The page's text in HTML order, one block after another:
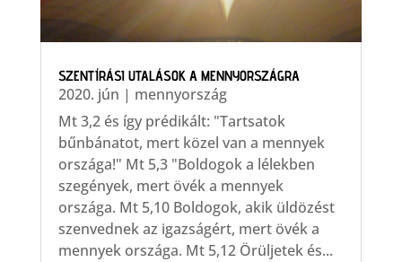
SZENTÍRÁSI UTALÁSOK A MENNYORSZÁGRA
2020. jún | mennyország
Mt 3,2 és így prédikált: "Tartsatok
bűnbánatot, mert közel van a mennyek
országa!" Mt 5,3 "Boldogok a lélekben
szegények, mert övék a mennyek
országa. Mt 5,10 Boldogok, akik üldözést
szenvednek az igazságért, mert övék a
mennyek országa. Mt 5,12 Örüljetek és...